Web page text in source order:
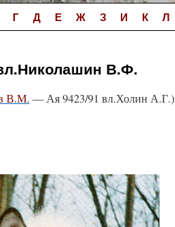
Г Д Е Ж З И К Л
В.Ф.
В.М. — Ая 9423/91 вл.Холин А.Г.)